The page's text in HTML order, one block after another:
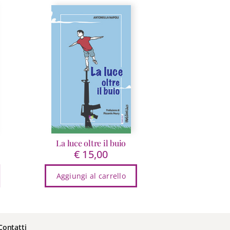
La luce oltre il buio
€ 15,00
Aggiungi al carrello